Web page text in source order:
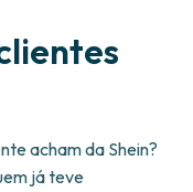
acham da Shein?
já teve